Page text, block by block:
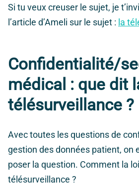
Si tu veux creuser le sujet, je
l’article d’Ameli sur le sujet : la
Confidentialité/
médical : que dit
télésurveillance ?
Avec toutes les questions de
gestion des données patient, on
poser la question. Comment la
télésurveillance ?